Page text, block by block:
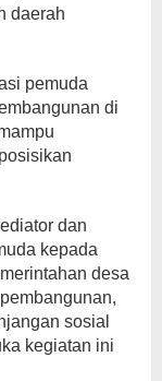
daerah
pemuda
di
dan
kepada
desa
sosial
kegiatan ini